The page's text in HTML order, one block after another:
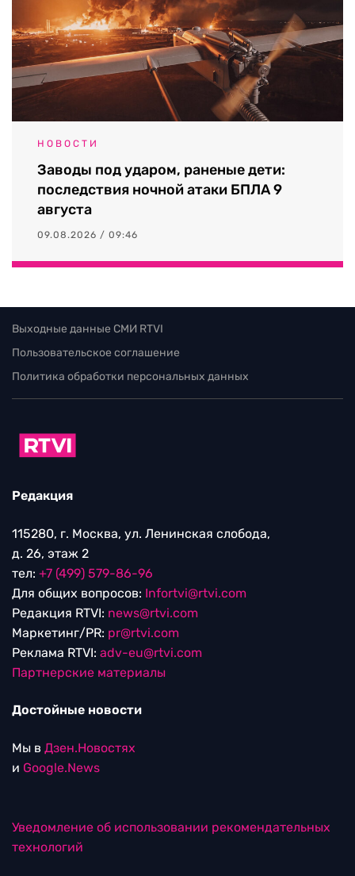
НОВОСТИ
Заводы под ударом, раненые дети:
последствия ночной атаки БПЛА 9
августа
09.08.2026 / 09:46
Выходные данные СМИ RTVI
Пользовательское соглашение
Политика обработки персональных данных
Редакция
115280, г. Москва, ул. Ленинская слобода,
д. 26, этаж 2
тел: +7 (499) 579-86-96
Для общих вопросов: Infortvi@rtvi.com
Редакция RTVI: news@rtvi.com
Маркетинг/PR: pr@rtvi.com
Реклама RTVI: adv-eu@rtvi.com
Партнерские материалы
Достойные новости
Мы в Дзен.Новостях
и Google.News
Уведомление об использовании рекомендательных
технологий